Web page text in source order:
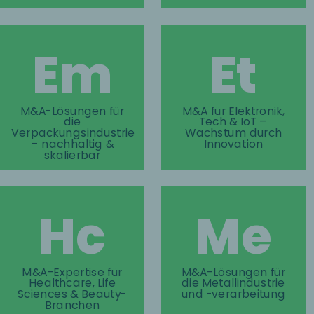
Em
M&A-Lösungen für
die
Verpackungsindustrie
– nachhaltig &
skalierbar
Et
M&A für Elektronik,
Tech & IoT –
Wachstum durch
Innovation
Hc
M&A-Expertise für
Healthcare, Life
Sciences & Beauty-
Branchen
Me
M&A-Lösungen für
die Metallindustrie
und -verarbeitung